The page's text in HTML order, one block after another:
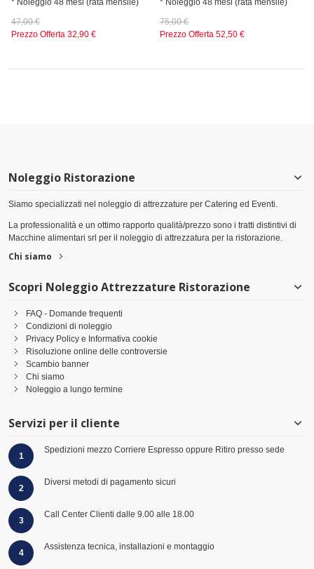
* Noleggio 48 mesi (rata mensile)
47,00 €
Prezzo Offerta 32,90 €
* Noleggio 48 mesi (rata mensile)
75,00 €
Prezzo Offerta 52,50 €
Noleggio Ristorazione
Siamo specializzati nel noleggio di attrezzature per Catering ed Eventi.
La professionalità e un ottimo rapporto qualità/prezzo sono i tratti distintivi di
Macchine alimentari srl per il noleggio di attrezzatura per la ristorazione.
Chi siamo
Scopri Noleggio Attrezzature Ristorazione
FAQ - Domande frequenti
Condizioni di noleggio
Privacy Policy e Informativa cookie
Risoluzione online delle controversie
Scambio banner
Chi siamo
Noleggio a lungo termine
Servizi per il cliente
1
Spedizioni mezzo Corriere Espresso oppure Ritiro presso sede
2
Diversi metodi di pagamento sicuri
3
Call Center Clienti dalle 9.00 alle 18.00
4
Assistenza tecnica, installazioni e montaggio